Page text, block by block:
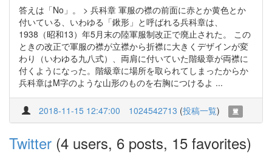
答えは「No」。 > 兵科章 軍服の襟の前面に赤とか黄色とか
付いている、いわゆる「鍬形」と呼ばれる兵科章は、
1938（昭和13）年5月末の陸軍服制改正で廃止された。 この
ときの改正で軍服の襟が立襟から折襟に大きくデザインが変
わり（いわゆる九八式）、両肩に付いていた階級章が両襟に
付くようになった。階級章に場所を取られてしまったからか
兵科章はM字のような山形のものを右胸につけるよ ...
2018-11-15 12:47:00 1024542713 (投稿一覧)
Twitter (4 users, 6 posts, 15 favorites)